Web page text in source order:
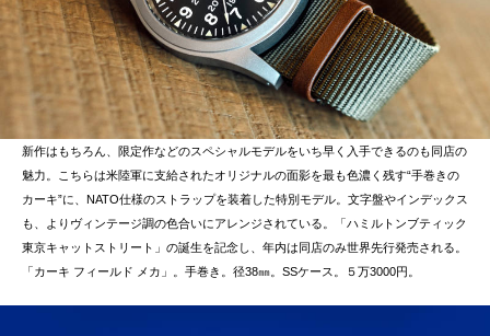
新作はもちろん、限定作などのスペシャルモデルをいち早く入手できるのも同店の
魅力。こちらは米陸軍に支給されたオリジナルの面影を最も色濃く残す“手巻きの
カーキ”に、NATO仕様のストラップを装着した特別モデル。文字盤やインデックス
も、よりヴィンテージ調の色合いにアレンジされている。「ハミルトンブティック
東京キャットストリート」の誕生を記念し、年内は同店のみ世界先行発売される。
「カーキ フィールド メカ」。手巻き。径38㎜。SSケース。５万3000円。